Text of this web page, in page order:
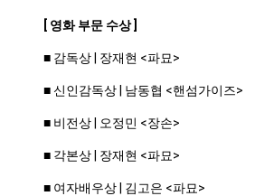
[ 영화 부문 수상 ]
■ 감독상 | 장재현 <파묘>
■ 신인감독상 | 남동협 <핸섬가이즈>
■ 비전상 | 오정민 <장손>
■ 각본상 | 장재현 <파묘>
■ 여자배우상 | 김고은 <파묘>